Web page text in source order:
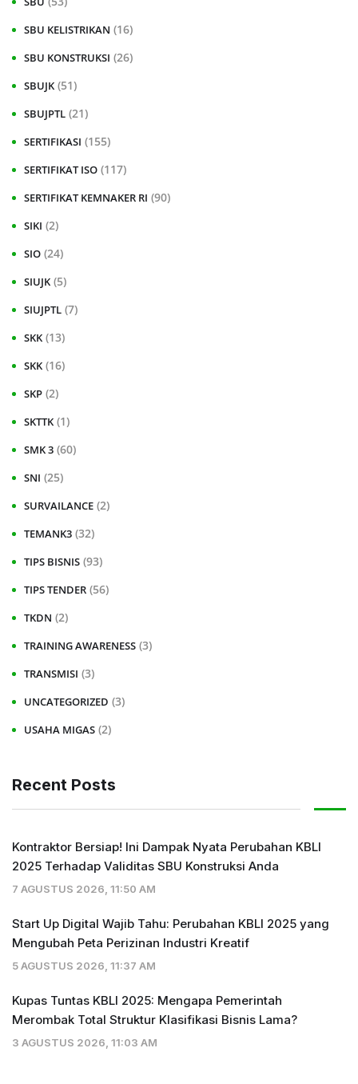
SBU KELISTRIKAN (16)
SBU KONSTRUKSI (26)
SBUJK (51)
SBUJPTL (21)
SERTIFIKASI (155)
SERTIFIKAT ISO (117)
SERTIFIKAT KEMNAKER RI (90)
SIKI (2)
SIO (24)
SIUJK (5)
SIUJPTL (7)
SKK (13)
SKK (16)
SKP (2)
SKTTK (1)
SMK 3 (60)
SNI (25)
SURVAILANCE (2)
TEMANK3 (32)
TIPS BISNIS (93)
TIPS TENDER (56)
TKDN (2)
TRAINING AWARENESS (3)
TRANSMISI (3)
UNCATEGORIZED (3)
USAHA MIGAS (2)
Recent Posts
Kontraktor Bersiap! Ini Dampak Nyata Perubahan KBLI
2025 Terhadap Validitas SBU Konstruksi Anda
7 AGUSTUS 2026, 11:50 AM
Start Up Digital Wajib Tahu: Perubahan KBLI 2025 yang
Mengubah Peta Perizinan Industri Kreatif
5 AGUSTUS 2026, 11:37 AM
Kupas Tuntas KBLI 2025: Mengapa Pemerintah
Merombak Total Struktur Klasifikasi Bisnis Lama?
3 AGUSTUS 2026, 11:03 AM